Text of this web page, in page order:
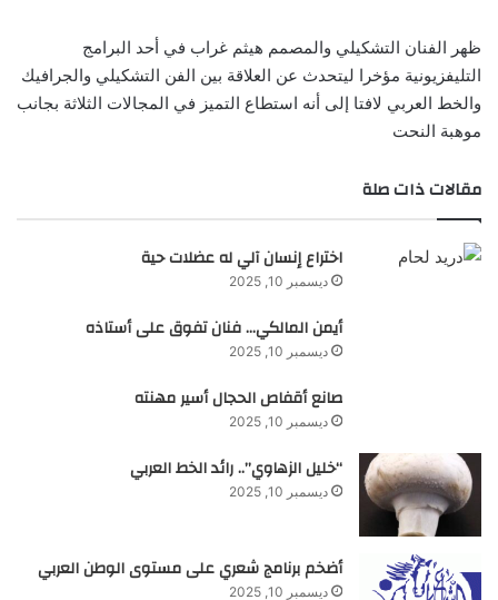
ظهر الفنان التشكيلي والمصمم هيثم غراب في أحد البرامج
التليفزيونية مؤخرا ليتحدث عن العلاقة بين الفن التشكيلي والجرافيك
والخط العربي لافتا إلى أنه استطاع التميز في المجالات الثلاثة بجانب
موهبة النحت
مقالات ذات صلة
اختراع إنسان آلي له عضلات حية
ديسمبر 10, 2025
أيمن المالكي… فنان تفوق على أستاذه
ديسمبر 10, 2025
صانع أقفاص الحجال أسير مهنته
ديسمبر 10, 2025
“خليل الزهاوي”.. رائد الخط العربي
ديسمبر 10, 2025
أضخم برنامج شعري على مستوى الوطن العربي
ديسمبر 10, 2025